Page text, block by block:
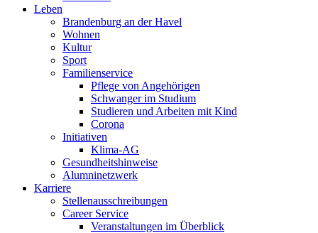
Leben
Brandenburg an der Havel
Wohnen
Kultur
Sport
Familienservice
Pflege von Angehörigen
Schwanger im Studium
Studieren und Arbeiten mit Kind
Corona
Initiativen
Klima-AG
Gesundheitshinweise
Alumninetzwerk
Karriere
Stellenausschreibungen
Career Service
Veranstaltungen im Überblick